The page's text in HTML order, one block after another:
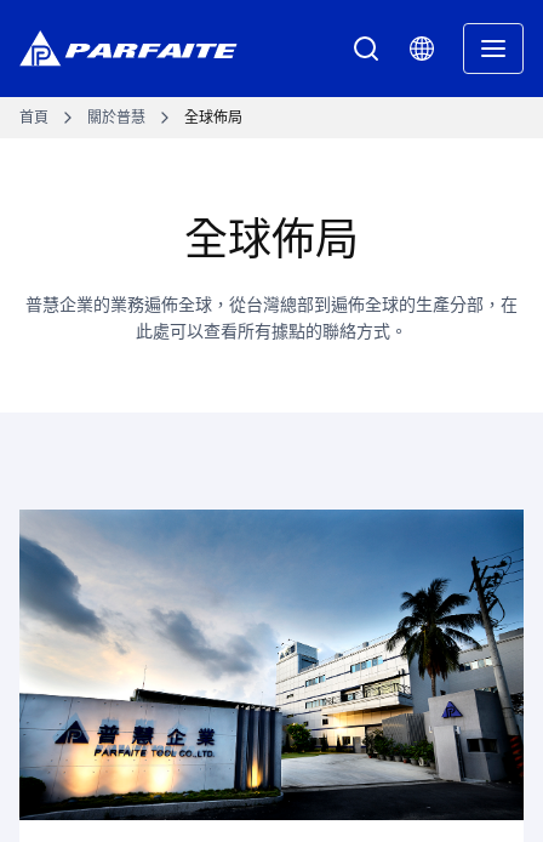
首頁 關於普慧 全球佈局
全球佈局
普慧企業的業務遍佈全球，從台灣總部到遍佈全球的生產分部，在
此處可以查看所有據點的聯絡方式。